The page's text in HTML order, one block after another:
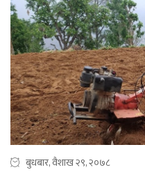
बुधबार, वैशाख २९, २०७८